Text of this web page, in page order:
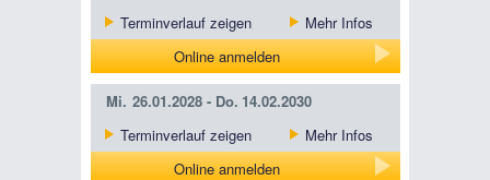
Terminverlauf zeigen
Mehr Infos
Online anmelden
Mi. 26.01.2028 - Do. 14.02.2030
Terminverlauf zeigen
Mehr Infos
Online anmelden